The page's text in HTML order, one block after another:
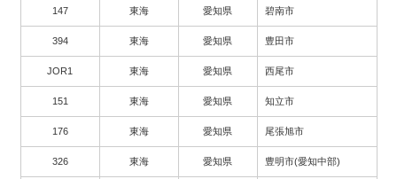
147 東海 愛知県 碧南市
394 東海 愛知県 豊田市
JOR1 東海 愛知県 西尾市
151 東海 愛知県 知立市
176 東海 愛知県 尾張旭市
326 東海 愛知県 豊明市(愛知中部)